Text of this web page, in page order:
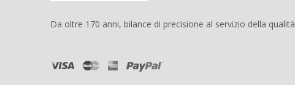
Da oltre 170 anni, bilance di precisione al servizio della qualità